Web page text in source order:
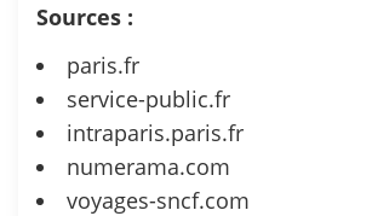
Sources :
paris.fr
service-public.fr
intraparis.paris.fr
numerama.com
voyages-sncf.com